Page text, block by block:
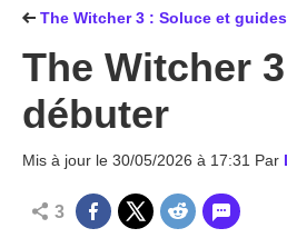
The Witcher 3 : Soluce et guides
The Witcher
débuter
Mis à jour le 30/05/2026 à 17:31 Par
3